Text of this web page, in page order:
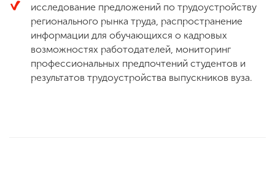
исследование предложений по трудоустройству
регионального рынка труда, распространение
информации для обучающихся о кадровых
возможностях работодателей, мониторинг
профессиональных предпочтений студентов и
результатов трудоустройства выпускников вуза.